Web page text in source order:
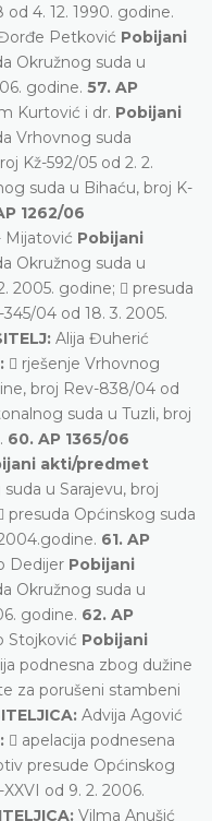
4. 12. 1990. godine.
Petković Pobijani
Okružnog suda u
godine. 57. AP
Kurtović i dr. Pobijani
Vrhovnog suda
Kž-592/05 od 2. 2.
suda u Bihaću, broj K-
1262/06
Mijatović Pobijani
Okružnog suda u
2005. godine;  presuda
04 od 18. 3. 2005.
Alija Đuherić
 rješenje Vrhovnog
broj Rev-838/04 od
suda u Tuzli, broj
60. AP 1365/06
akti/predmet
u Sarajevu, broj
presuda Općinskog suda
61. AP
Dedijer Pobijani
Okružnog suda u
godine. 62. AP
Stojković Pobijani
podnesna zbog dužine
za porušeni stambeni
Advija Agović
 apelacija podnesena
presude Općinskog
od 9. 2. 2006.
Vilma Anušić